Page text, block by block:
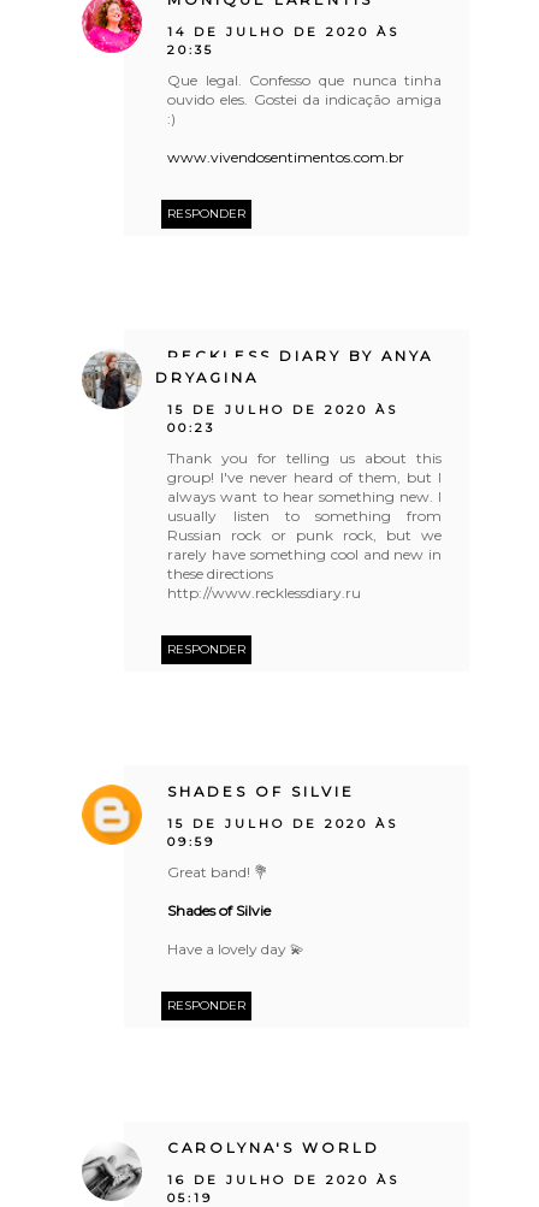
14 DE JULHO DE 2020 ÀS
20:35
Que legal. Confesso que nunca tinha
ouvido eles. Gostei da indicação amiga
:)
www.vivendosentimentos.com.br
RESPONDER
RECKLESS DIARY BY ANYA
DRYAGINA
15 DE JULHO DE 2020 ÀS
00:23
Thank you for telling us about this
group! I've never heard of them, but I
always want to hear something new. I
usually listen to something from
Russian rock or punk rock, but we
rarely have something cool and new in
these directions
http://www.recklessdiary.ru
RESPONDER
SHADES OF SILVIE
15 DE JULHO DE 2020 ÀS
09:59
Great band! 💐
Shades of Silvie
Have a lovely day 💫
RESPONDER
CAROLYNA'S WORLD
16 DE JULHO DE 2020 ÀS
05:19